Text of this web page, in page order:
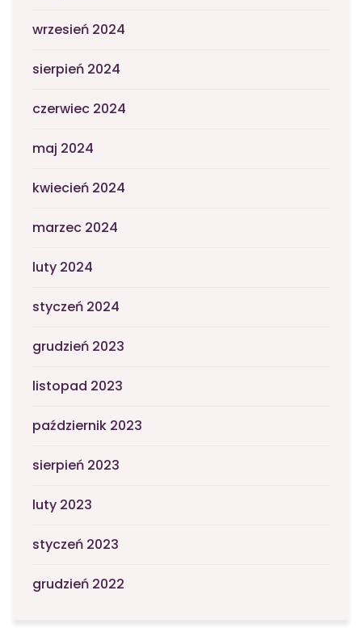
wrzesień 2024
sierpień 2024
czerwiec 2024
maj 2024
kwiecień 2024
marzec 2024
luty 2024
styczeń 2024
grudzień 2023
listopad 2023
październik 2023
sierpień 2023
luty 2023
styczeń 2023
grudzień 2022